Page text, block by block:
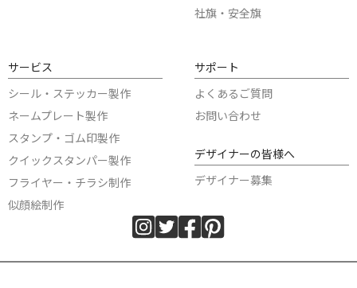
社旗・安全旗
サービス
シール・ステッカー製作
ネームプレート製作
スタンプ・ゴム印製作
クイックスタンパー製作
フライヤー・チラシ制作
似顔絵制作
サポート
よくあるご質問
お問い合わせ
デザイナーの皆様へ
デザイナー募集